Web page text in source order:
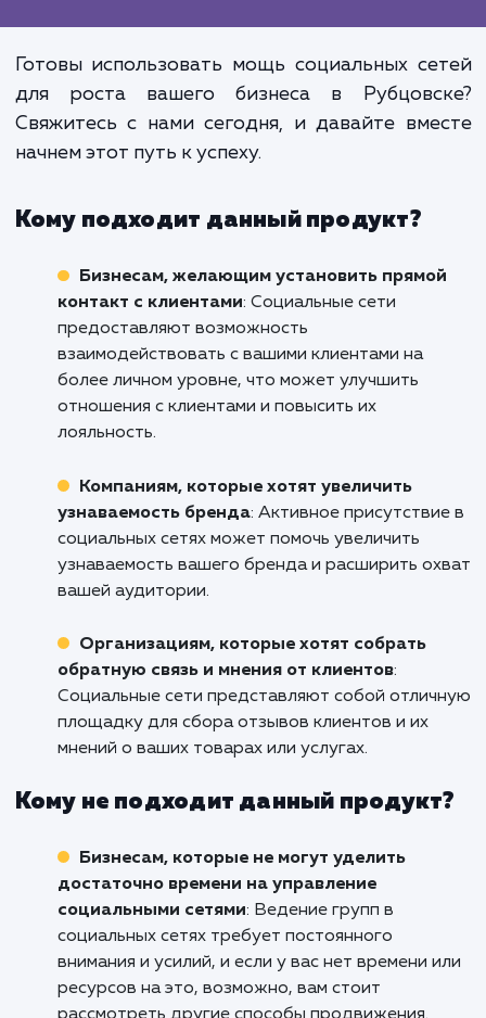
активного и
присутствия вашего
социальных сетях. Это не просто
инструмент для
долгосрочных отношений с
клиентами и увеличения
вашего бизнеса.
Готовы использовать мощь социальных
для роста вашего бизнеса в
Свяжитесь с нами сегодня, и давайте
начнем этот путь к успеху.
Кому подходит данный продукт?
Бизнесам, желающим установить
предоставляют возможность
более личном уровне, что может улучшить
отношения с клиентами и повысить их
лояльность.
Компаниям, которые хотят увеличить
узнаваемость бренда
: Активное